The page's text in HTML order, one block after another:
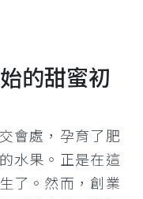
的甜蜜初
會處，孕育了肥
水果。正是在這
了。然而，創業